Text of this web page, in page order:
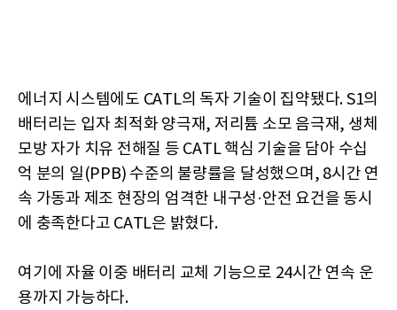
에너지 시스템에도 CATL의 독자 기술이 집약됐다. S1의
배터리는 입자 최적화 양극재, 저리튬 소모 음극재, 생체
모방 자가 치유 전해질 등 CATL 핵심 기술을 담아 수십
억 분의 일(PPB) 수준의 불량률을 달성했으며, 8시간 연
속 가동과 제조 현장의 엄격한 내구성·안전 요건을 동시
에 충족한다고 CATL은 밝혔다.
여기에 자율 이중 배터리 교체 기능으로 24시간 연속 운
용까지 가능하다.